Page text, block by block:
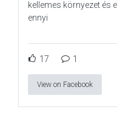
kellemes környezet és
ennyi
17 1
View on Facebook